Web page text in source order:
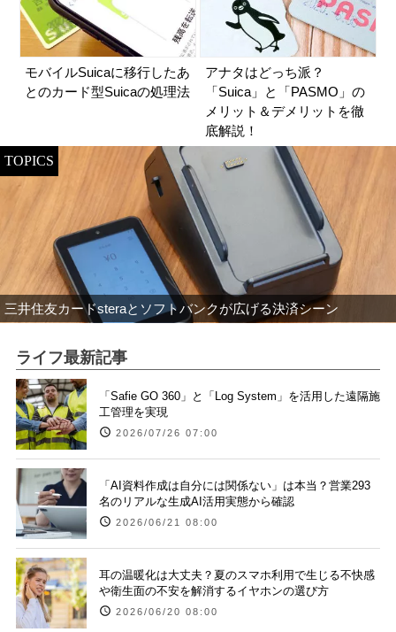
モバイルSuicaに移行したあ
とのカード型Suicaの処理法
アナタはどっち派？
「Suica」と「PASMO」の
メリット＆デメリットを徹
底解説！
TOPICS
三井住友カードsteraとソフトバンクが広げる決済シーン
ライフ最新記事
「Safie GO 360」と「Log System」を活用した遠隔施
工管理を実現
2026/07/26 07:00
「AI資料作成は自分には関係ない」は本当？営業293
名のリアルな生成AI活用実態から確認
2026/06/21 08:00
耳の温暖化は大丈夫？夏のスマホ利用で生じる不快感
や衛生面の不安を解消するイヤホンの選び方
2026/06/20 08:00